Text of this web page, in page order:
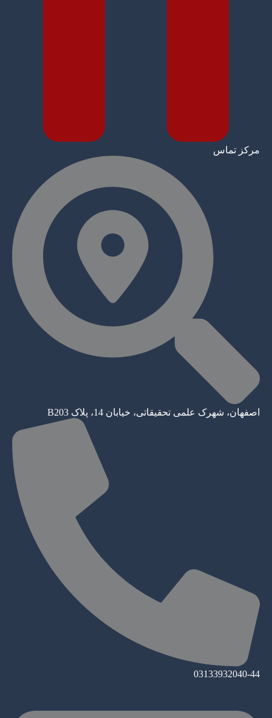
مرکز تماس
اصفهان، شهرک علمی تحقیقاتی، خیابان 14، پلاک B203
03133932040-44